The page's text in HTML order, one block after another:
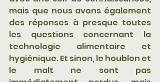
mais que nous avons également
des réponses à presque toutes
les questions concernant la
technologie alimentaire et
hygiénique. Et sinon, le houblon et
le malt ne sont pas